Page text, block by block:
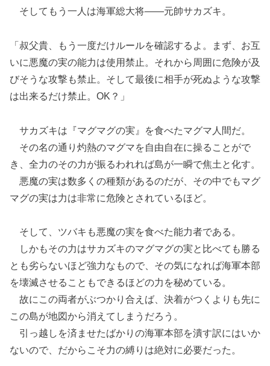
そしてもう一人は海軍総大将――元帥サカズキ。
「叔父貴、もう一度だけルールを確認するよ。まず、お互
いに悪魔の実の能力は使用禁止。それから周囲に危険が及
びそうな攻撃も禁止。そして最後に相手が死ぬような攻撃
は出来るだけ禁止。OK？」
サカズキは『マグマグの実』を食べたマグマ人間だ。
その名の通り灼熱のマグマを自由自在に操ることがで
き、全力のその力が振るわれれば島が一瞬で焦土と化す。
悪魔の実は数多くの種類があるのだが、その中でもマグ
マグの実は力は非常に危険とされているほど。
そして、ツバキも悪魔の実を食べた能力者である。
しかもその力はサカズキのマグマグの実と比べても勝る
とも劣らないほど強力なもので、その気になれば海軍本部
を壊滅させることもできるほどの力を秘めている。
故にこの両者がぶつかり合えば、決着がつくよりも先に
この島が地図から消えてしまうだろう。
引っ越しを済ませたばかりの海軍本部を潰す訳にはいか
ないので、だからこそ力の縛りは絶対に必要だった。